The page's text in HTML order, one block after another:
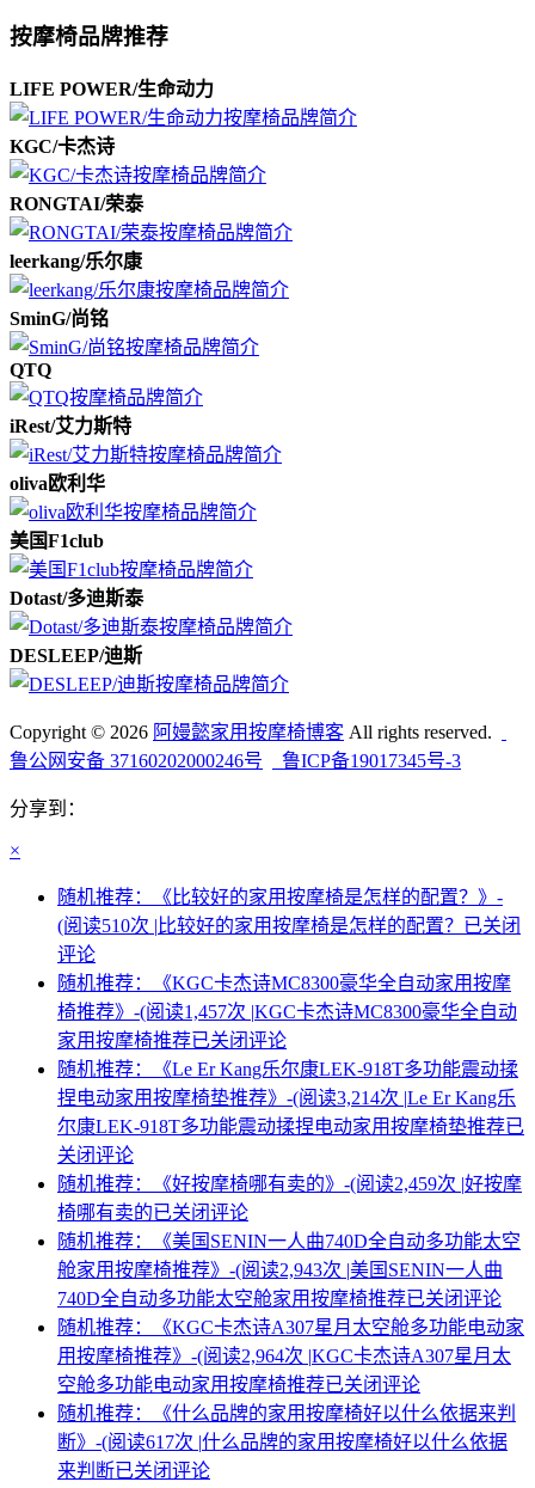
按摩椅品牌推荐
LIFE POWER/生命动力
KGC/卡杰诗
RONGTAI/荣泰
leerkang/乐尔康
SminG/尚铭
QTQ
iRest/艾力斯特
oliva欧利华
美国F1club
Dotast/多迪斯泰
DESLEEP/迪斯
Copyright © 2026 阿嫚懿家用按摩椅博客 All rights reserved.
鲁公网安备 37160202000246号
鲁ICP备19017345号-3
分享到：
×
随机推荐：《比较好的家用按摩椅是怎样的配置？》-
(阅读510次 | 比较好的家用按摩椅是怎样的配置？ 已关闭
评论
随机推荐：《KGC卡杰诗MC8300豪华全自动家用按摩
椅推荐》-(阅读1,457次 |KGC卡杰诗MC8300豪华全自动
家用按摩椅推荐已关闭评论
随机推荐：《Le Er Kang乐尔康LEK-918T多功能震动揉
捏电动家用按摩椅垫推荐》-(阅读3,214次 |Le Er Kang乐
尔康LEK-918T多功能震动揉捏电动家用按摩椅垫推荐已
关闭评论
随机推荐：《好按摩椅哪有卖的》-(阅读2,459次 |好按摩
椅哪有卖的已关闭评论
随机推荐：《美国SENIN一人曲740D全自动多功能太空
舱家用按摩椅推荐》-(阅读2,943次 |美国SENIN一人曲
740D全自动多功能太空舱家用按摩椅推荐已关闭评论
随机推荐：《KGC卡杰诗A307星月太空舱多功能电动家
用按摩椅推荐》-(阅读2,964次 |KGC卡杰诗A307星月太
空舱多功能电动家用按摩椅推荐已关闭评论
随机推荐：《什么品牌的家用按摩椅好以什么依据来判
断》-(阅读617次 |什么品牌的家用按摩椅好以什么依据
来判断已关闭评论